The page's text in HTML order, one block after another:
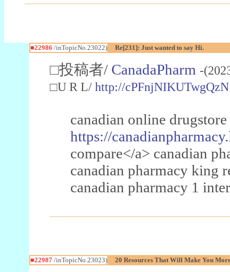
■22986 /inTopicNo.23022) Re[231]: Just wanted to say Hi.
□投稿者/ CanadaPharm -
□U R L/ http://cPFnjNIKUTwgQzN
canadian online
https://
compare</a> canadian
canadian pharmacy king
canadian pharmacy 1
■22987/inTopicNo.23023) 20 Resources That Will Make You